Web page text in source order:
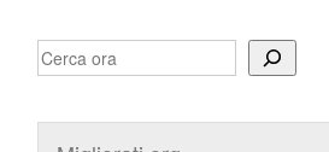
contenuto
Search